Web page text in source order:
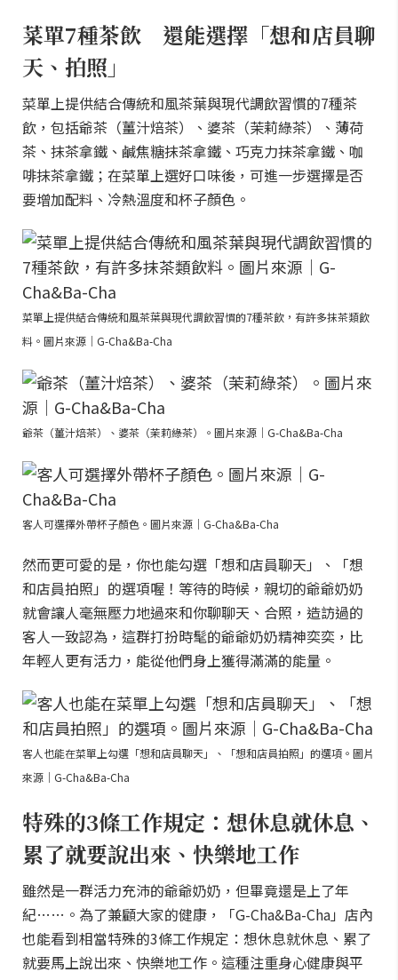
菜單7種茶飲 還能選擇「想和店員聊
天、拍照」
菜單上提供結合傳統和風茶葉與現代調飲習慣的7種茶
飲，包括爺茶（薑汁焙茶）、婆茶（茉莉綠茶）、薄荷
茶、抹茶拿鐵、鹹焦糖抹茶拿鐵、巧克力抹茶拿鐵、咖
啡抹茶拿鐵；在菜單上選好口味後，可進一步選擇是否
要增加配料、冷熱溫度和杯子顏色。
菜單上提供結合傳統和風茶葉與現代調飲習慣的7種茶飲，有許多抹茶類飲
料。圖片來源｜G-Cha&Ba-Cha
爺茶（薑汁焙茶）、婆茶（茉莉綠茶）。圖片來源｜G-Cha&Ba-Cha
客人可選擇外帶杯子顏色。圖片來源｜G-Cha&Ba-Cha
然而更可愛的是，你也能勾選「想和店員聊天」、「想
和店員拍照」的選項喔！等待的時候，親切的爺爺奶奶
就會讓人毫無壓力地過來和你聊聊天、合照，造訪過的
客人一致認為，這群打扮時髦的爺爺奶奶精神奕奕，比
年輕人更有活力，能從他們身上獲得滿滿的能量。
客人也能在菜單上勾選「想和店員聊天」、「想和店員拍照」的選項。圖片
來源｜G-Cha&Ba-Cha
特殊的3條工作規定：想休息就休息、
累了就要說出來、快樂地工作
雖然是一群活力充沛的爺爺奶奶，但畢竟還是上了年
紀……。為了兼顧大家的健康，「G-Cha&Ba-Cha」店內
也能看到相當特殊的3條工作規定：想休息就休息、累了
就要馬上說出來、快樂地工作。這種注重身心健康與平